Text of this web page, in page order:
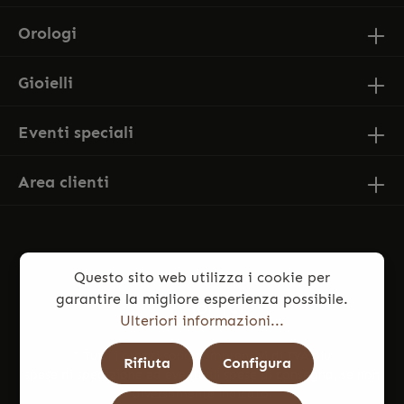
Orologi
Gioielli
Eventi speciali
Area clienti
* Tutti i prezzi sono comprensivi di IVA più
spese di spedizione
ed eventuali spese di consegna, se non
diversamente indicato.
Questo sito web utilizza i cookie per
garantire la migliore esperienza possibile.
Ulteriori informazioni...
Rifiuta Configura